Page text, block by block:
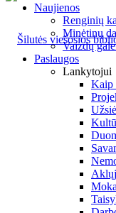
Naujienos
Renginių
Minėtinų
Vaizdų
Paslaugos
Lankytojui
Kaip